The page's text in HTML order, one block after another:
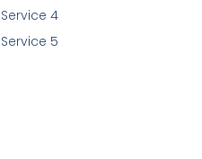
Service 4
Service 5